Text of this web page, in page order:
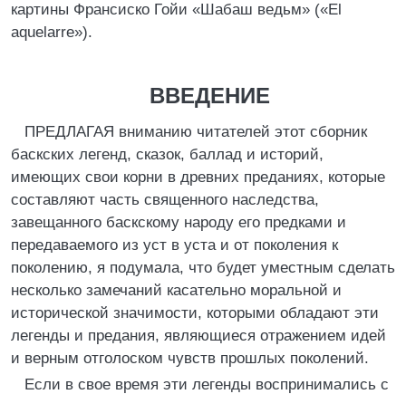
картины Франсиско Гойи «Шабаш ведьм» («El
aquelarre»).
ВВЕДЕНИЕ
ПРЕДЛАГАЯ вниманию читателей этот сборник
баскских легенд, сказок, баллад и историй,
имеющих свои корни в древних преданиях, которые
составляют часть священного наследства,
завещанного баскскому народу его предками и
передаваемого из уст в уста и от поколения к
поколению, я подумала, что будет уместным сделать
несколько замечаний касательно моральной и
исторической значимости, которыми обладают эти
легенды и предания, являющиеся отражением идей
и верным отголоском чувств прошлых поколений.
Если в свое время эти легенды воспринимались с